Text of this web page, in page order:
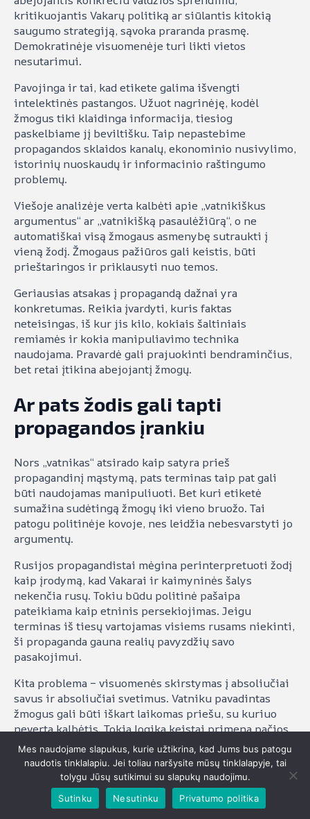
kritikuojantis Vakarų politiką ar siūlantis kitokią
saugumo strategiją, sąvoka praranda prasmę.
Demokratinėje visuomenėje turi likti vietos
nesutarimui.
Pavojinga ir tai, kad etikete galima išvengti
intelektinės pastangos. Užuot nagrinėję, kodėl
žmogus tiki klaidinga informacija, tiesiog
paskelbiame jį beviltišku. Taip nepastebime
propagandos sklaidos kanalų, ekonominio nusivylimo,
istorinių nuoskaudų ir informacinio raštingumo
problemų.
Viešoje analizėje verta kalbėti apie „vatnikiškus
argumentus“ ar „vatnikišką pasaulėžiūrą“, o ne
automatiškai visą žmogaus asmenybę sutraukti į
vieną žodį. Žmogaus pažiūros gali keistis, būti
prieštaringos ir priklausyti nuo temos.
Geriausias atsakas į propagandą dažnai yra
konkretumas. Reikia įvardyti, kuris faktas
neteisingas, iš kur jis kilo, kokiais šaltiniais
remiamės ir kokia manipuliavimo technika
naudojama. Pravardė gali prajuokinti bendraminčius,
bet retai įtikina abejojantį žmogų.
Ar pats žodis gali tapti
propagandos įrankiu
Nors „vatnikas“ atsirado kaip satyra prieš
propagandinį mąstymą, pats terminas taip pat gali
būti naudojamas manipuliuoti. Bet kuri etiketė
sumažina sudėtingą žmogų iki vieno bruožo. Tai
patogu politinėje kovoje, nes leidžia nebesvarstyti jo
argumentų.
Rusijos propagandistai mėgina perinterpretuoti žodį
kaip įrodymą, kad Vakarai ir kaimyninės šalys
nekenčia rusų. Tokiu būdu politinė pašaipa
pateikiama kaip etninis persekiojimas. Jeigu
terminas iš tiesų vartojamas visiems rusams niekinti,
ši propaganda gauna realių pavyzdžių savo
pasakojimui.
Kita problema – visuomenės skirstymas į absoliučiai
savus ir absoliučiai svetimus. Vatniku pavadintas
žmogus gali būti iškart laikomas priešu, su kuriuo
neverta kalbėtis. Tokia logika keistai primena pačios
autoritarinės propagandos modelį, kuriame nėra
neutralių ar abejojančių žmonių – yra tik patriotai ir
išdavikai.
Demokratinei visuomenei svarbu gebėti atskirti
Mes naudojame slapukus, kurie užtikrina, kad Jums bus patogu
naudotis tinklalapiu. Jei toliau naršysite mūsų tinklalapyje, tai
tolygu Jūsų sutikimui su slapukų naudojimu.
Sutinku
Nesutinku Privatumo politika